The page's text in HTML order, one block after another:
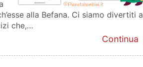
alla Befana. Ci siamo divertiti a
che,…
Continua